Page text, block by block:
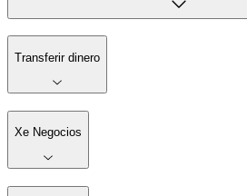
Transferir dinero
Xe Negocios